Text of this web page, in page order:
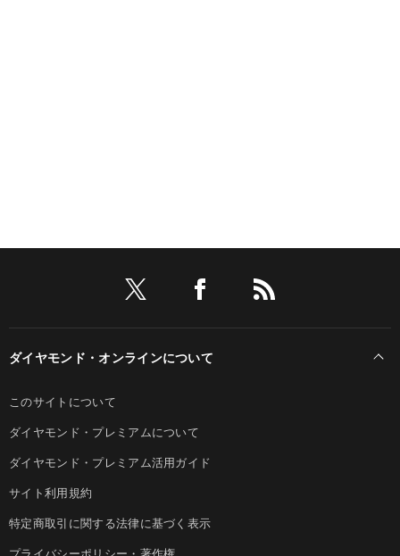
ダイヤモンド・オンラインについて
このサイトについて
ダイヤモンド・プレミアムについて
ダイヤモンド・プレミアム活用ガイド
サイト利用規約
特定商取引に関する法律に基づく表示